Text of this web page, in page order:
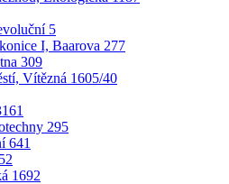
5
I, Baarova 277
309
Vítězná 1605/40
295
641
1692